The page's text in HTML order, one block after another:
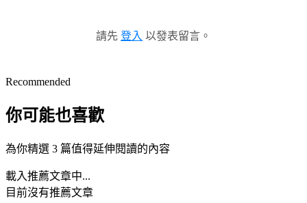
請先 登入 以發表留言。
Recommended
你可能也喜歡
為你精選 3 篇值得延伸閱讀的內容
載入推薦文章中...
目前沒有推薦文章